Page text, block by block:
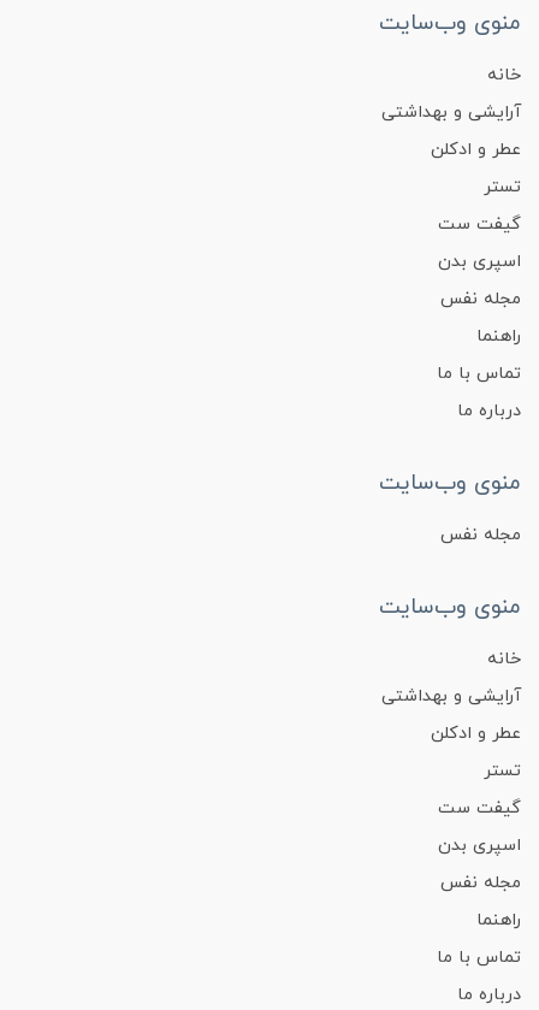
منوی وب‌سایت
خانه
آرایشی و بهداشتی
عطر و ادکلن
تستر
گیفت ست
اسپری بدن
مجله نفس
راهنما
تماس با ما
درباره ما
منوی وب‌سایت
مجله نفس
منوی وب‌سایت
خانه
آرایشی و بهداشتی
عطر و ادکلن
تستر
گیفت ست
اسپری بدن
مجله نفس
راهنما
تماس با ما
درباره ما